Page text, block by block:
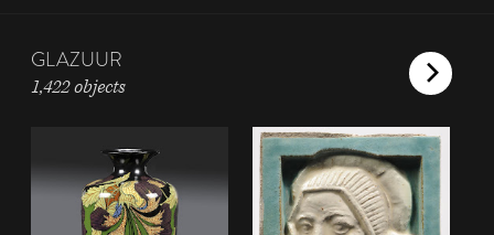
GLAZUUR
1,422 objects